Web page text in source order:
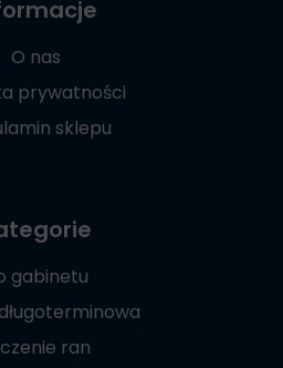
O nas
prywatności
sklepu
gabinetu
ran